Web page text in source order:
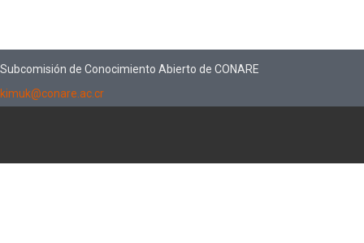
Subcomisión de Conocimiento Abierto de CONARE
kimuk@conare.ac.cr